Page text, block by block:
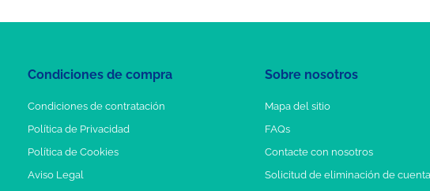
Condiciones de compra
Condiciones de contratación
Política de Privacidad
Política de Cookies
Aviso Legal
Sobre nosotros
Mapa del sitio
FAQs
Contacte con nosotros
Solicitud de eliminación de cuenta